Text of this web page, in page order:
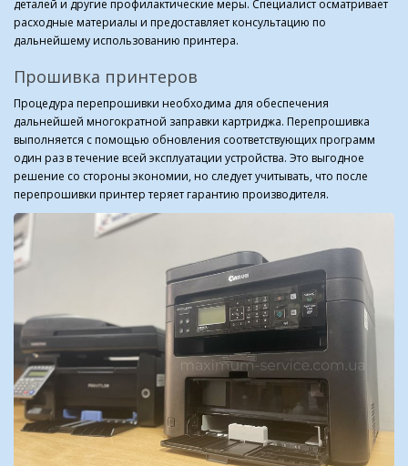
деталей и другие профилактические меры. Специалист осматривает
расходные материалы и предоставляет консультацию по
дальнейшему использованию принтера.
Прошивка принтеров
Процедура перепрошивки необходима для обеспечения
дальнейшей многократной заправки картриджа. Перепрошивка
выполняется с помощью обновления соответствующих программ
один раз в течение всей эксплуатации устройства. Это выгодное
решение со стороны экономии, но следует учитывать, что после
перепрошивки принтер теряет гарантию производителя.